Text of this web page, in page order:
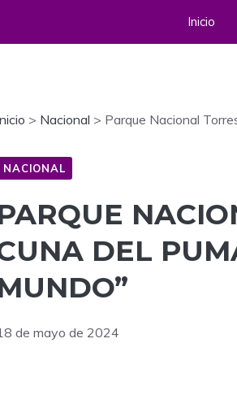
Inicio
> Nacional > Parque Nacional
NACIONAL
DEL
de mayo de 2024